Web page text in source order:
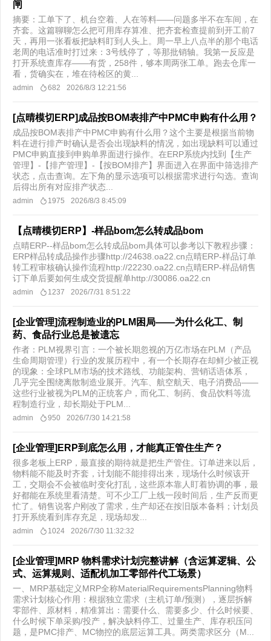
闸
摘要：工单下了、机台空着、人在等料——问题多半不在车间，在
齐套。这篇聊聊怎么把可用库存算准、把齐套检查提前到开工前7
天，再用一张看板把缺料盯到人头上。周一早上八点半的那个电话
老周的电话准时打过来：3号线停了，等那批销轴。我第一反应是
打开系统查库存——有货，258件，够本周两张工单。跑去仓库一
看，货确实在，堆在待检区的黄...
admin 682 2026/8/3 12:21:56
[点晴模切ERP]成品按BOM表排产中PMC申购有什么用？
成品按BOM表排产中PMC申购有什么用？这个主要是根据当前物
料在进行排产时确认是否会出现缺料的情况，如出现缺料可以通过
PMC申购直接到申购单界面进行操作。在ERP系统内找到【生产
管理】-【排产管理】-【按BOM排产】界面进入在界面中筛选排产
状态，点击查询。左下角的显示选项可以根据需求进行勾选。查询
后得出所有对应排产状态...
admin 1975 2026/8/3 8:45:09
【点晴模切ERP】-样品bom怎么转成品bom
点晴ERP--样品bom怎么转成品bom具体可以参考以下教程步骤：
ERP样品转成品操作步骤http://24638.oa22.cn点晴ERP-样品订单
转工程审核确认操作流程http://22230.oa22.cn点晴ERP-样品销售
订下单后要如何生成交货提醒单http://30086.oa22.cn
admin 1237 2026/7/31 8:51:22
[企业管理]流程制造业的PLM困局——为什么化工、制
药、食品行业总是被遗忘
作者：PLM视界引言：一个被长期忽视的万亿市场在PLM（产品
生命周期管理）行业的发展历程中，有一个长期存在却鲜少被正视
的现象：全球PLM市场的技术路线、功能架构、营销话语体系，
几乎完全围绕离散制造业展开。汽车、航空航天、电子消费品——
这些行业被视为PLM的正统客户，而化工、制药、食品饮料等流
程制造行业，却长期处于PLM...
admin 950 2026/7/30 14:21:58
[企业管理]ERP到底怎么用，才能真正管住生产？
很多老板上ERP，最直接的期待就是把生产管住。订单进来以后，
物料能不能及时齐套，计划能不能排得出来，现场什么时候该开
工，交期会不会被临时变化打乱，这些原本靠人盯着协调的事，最
好都能在系统里看清楚。可不少工厂上线一段时间后，生产反而更
忙了。销售说客户刚改了需求，生产却还在按旧版本备料；计划员
打开系统看到库存充足，现场却发...
admin 1024 2026/7/30 11:32:32
[企业管理]MRP 物料需求计划完整讲解（含运算逻辑、公
式、运算规则、适配机加工零部件代工场景）
一、MRP基础定义MRP全称MaterialRequirementsPlanning物料
需求计划核心作用：根据独立需求（主机订单/预测），逐层拆解
零部件、原材料，精准算出：需要什么、需要多少、什么时候要、
什么时候下单采购/投产，解决缺料停工、过量生产、库存积压问
题，是PMC排产、MC物控的底层运算工具。两类需求区分（M...